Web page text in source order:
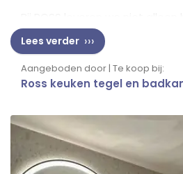
natuursteen producten, maar
voor dat ze perfect worden
schitterend eindresultaat.
en ontdek de mogelijkheden
binnen én buiten!
Lees verder
Aangeboden door | Te koop bij:
Ross keuken tegel en